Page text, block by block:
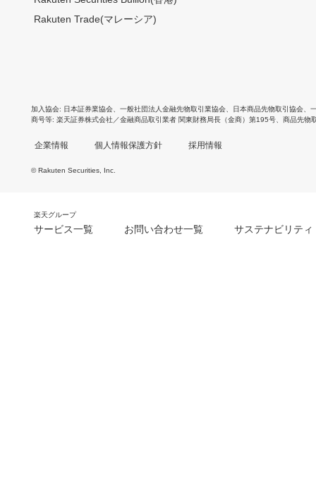
Rakuten Trade(マレーシア)
加入協会 日本証券業協会 一般社団法人金融先物取引業協会 日本商品先物取引協会
商号等 楽天証券株式会社／金融商品取引業者 関東財務局長（金商）第195号、商品先物
企業情報 個人情報保護方針 採用情報
© Rakuten Securities, Inc.
楽天グループ
サービス一覧 お問い合わせ一覧 サステナビリティ